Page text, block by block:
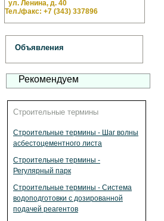
ул. Ленина, д. 40
Тел./факс: +7 (343) 337896
Объявления
Рекомендуем
Строительные термины
Строительные термины - Шаг волны
асбестоцементного листа
Строительные термины -
Регулярный парк
Строительные термины - Система
водоподготовки с дозированной
подачей реагентов